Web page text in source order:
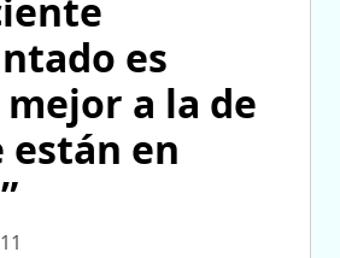
es
a la de
están en